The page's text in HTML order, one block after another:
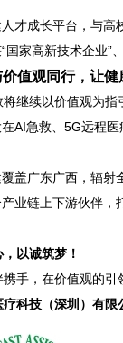
才成长平台，与高
国家高新技术企业”
值观同行，让健
继续以价值观为指
AI急救、5G远程
盖广东广西，辐射
业链上下游伙伴，
以诚筑梦！
手，在价值观的引
科技（深圳）有限